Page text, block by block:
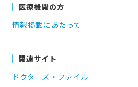
医療機関の方
情報掲載にあたって
関連サイト
ドクターズ・ファイル